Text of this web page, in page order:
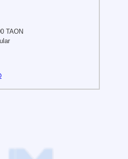
TAON